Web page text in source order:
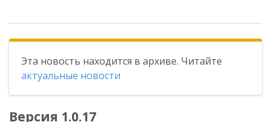
Эта новость находится в архиве. Читайте
актуальные новости
Версия 1.0.17